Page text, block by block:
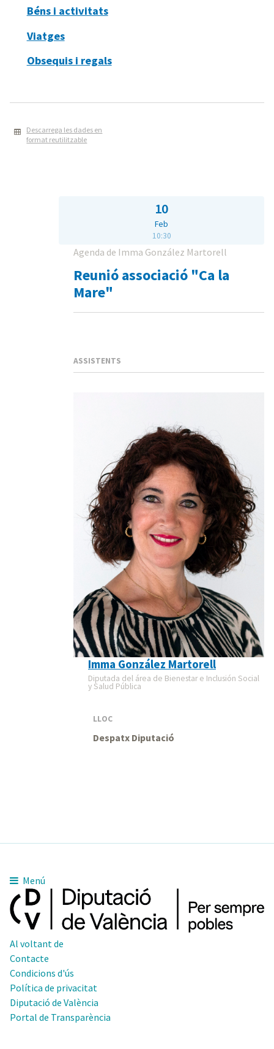
Béns i activitats
Viatges
Obsequis i regals
Descarrega les dades en
format reutilitzable
10
Feb
10:30
Agenda de Imma González Martorell
Reunió associació "Ca la
Mare"
ASSISTENTS
Imma González Martorell
Diputada del área de Bienestar e Inclusión Social
y Salud Pública
LLOC
Despatx Diputació
Menú
Al voltant de
Contacte
Condicions d'ús
Política de privacitat
Diputació de València
Portal de Transparència